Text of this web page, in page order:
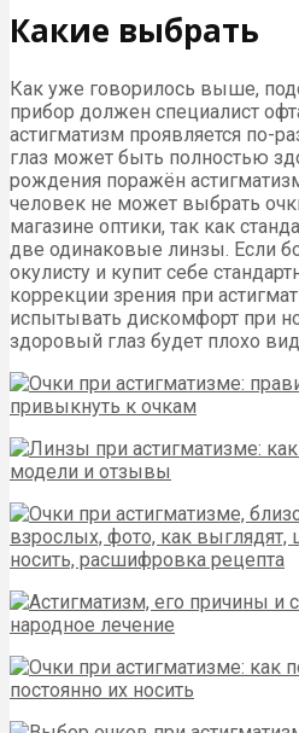
Какие выбрать
Как уже говорилось выше,
прибор должен специалист
астигматизм проявляется по-
глаз может быть полностью
рождения поражён
человек не может выбрать
магазине оптики, так как
две одинаковые линзы. Если
окулисту и купит себе
коррекции зрения при
испытывать дискомфорт при
здоровый глаз будет плохо